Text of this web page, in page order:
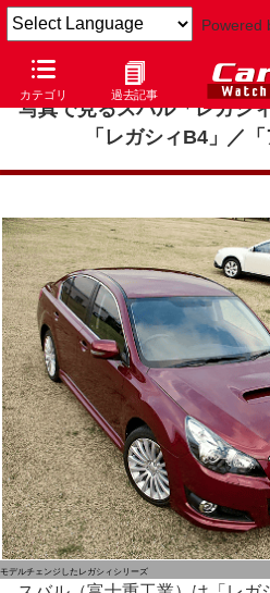
Powered
カテゴリ 過去記事
写真で見るスバル「レガシ
「レガシィB4」／
モデルチェンジしたレガシィシリーズ